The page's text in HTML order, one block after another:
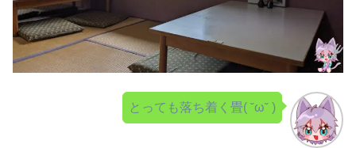
とっても落ち着く畳( ˘ω˘ )